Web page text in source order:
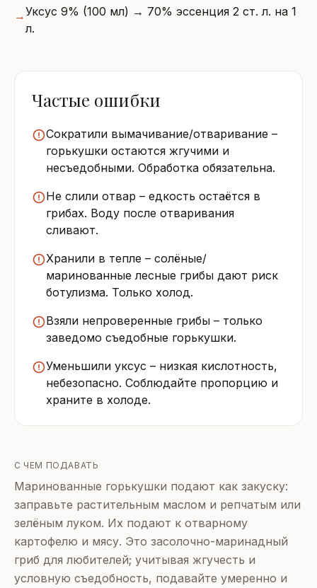
→Уксус 9% (100 мл) → 70% эссенция 2 ст. л. на 1
л.
Частые ошибки
Сократили вымачивание/отваривание –
горькушки остаются жгучими и
несъедобными. Обработка обязательна.
Не слили отвар – едкость остаётся в
грибах. Воду после отваривания
сливают.
Хранили в тепле – солёные/
маринованные лесные грибы дают риск
ботулизма. Только холод.
Взяли непроверенные грибы – только
заведомо съедобные горькушки.
Уменьшили уксус – низкая кислотность,
небезопасно. Соблюдайте пропорцию и
храните в холоде.
С ЧЕМ ПОДАВАТЬ
Маринованные горькушки подают как закуску:
заправьте растительным маслом и репчатым или
зелёным луком. Их подают к отварному
картофелю и мясу. Это засолочно-маринадный
гриб для любителей; учитывая жгучесть и
условную съедобность, подавайте умеренно и